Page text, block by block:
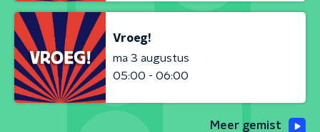
Vroeg!
ma 3 augustus
05:00 - 06:00
Meer gemist